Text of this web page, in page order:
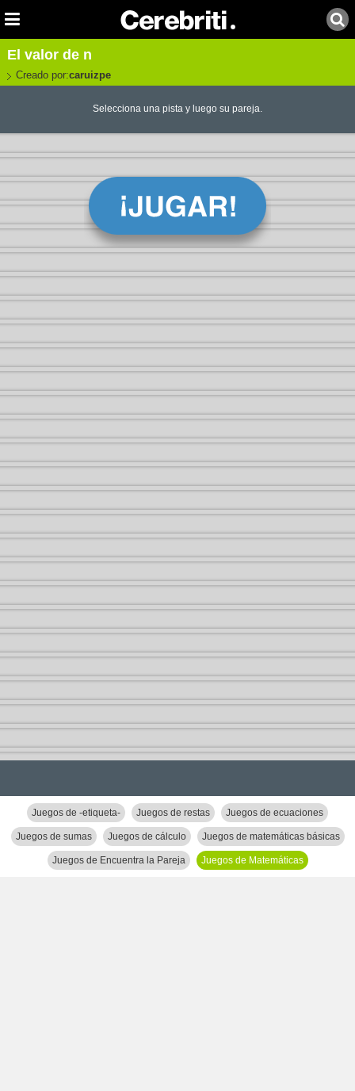
El valor de n
Creado por:caruizpe
Selecciona una pista y luego su pareja.
Juegos de -etiqueta- Juegos de restas Juegos de ecuaciones
Juegos de sumas Juegos de cálculo Juegos de matemáticas básicas
Juegos de Encuentra la Pareja Juegos de Matemáticas